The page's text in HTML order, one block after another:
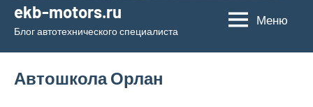
ekb-motors.ru
Блог автотехнического специалиста
Меню
Автошкола Орлан